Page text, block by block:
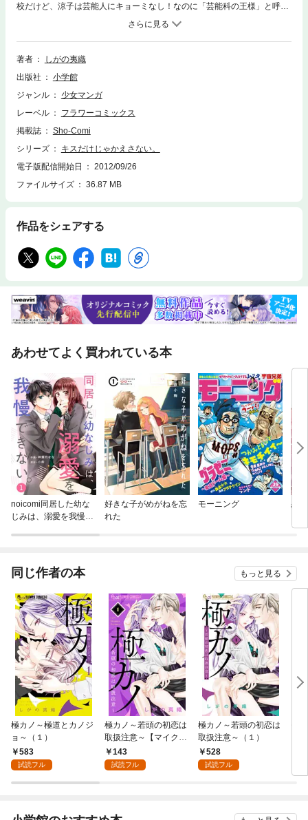
校だけど、涼子は芸能人にキョーミなし！なのに「芸能科の王様」と呼ば
れる星（せい）にファーストキスを奪われちゃった★何かとつきまとって
くる星にドキドキの涼子。でも、星は年下でオレ様で超H！きゃー！！涼
子、どーなっちゃうんですか－－－！？
著者
しがの夷織
出版社
小学館
ジャンル
少女マンガ
レーベル
フラワーコミックス
掲載誌
Sho-Comi
シリーズ
キスだけじゃかえさない。
電子版配信開始日
2012/09/26
ファイルサイズ
36.87 MB
作品をシェアする
あわせてよく買われている本
noicomi同居した幼な
じみは、溺愛を我慢で
好きな子がめがねを忘
れた
モーニング 恋
同じ作者の本 もっと見る
極カノ～極道とカノジ
ョ～（１）
583
試読フル
極カノ～若頭の初恋は
取扱注意～【マイク
ロ】（１）
143
試読フル
極カノ～若頭の初恋は
取扱注意～（１）
528
試読フル